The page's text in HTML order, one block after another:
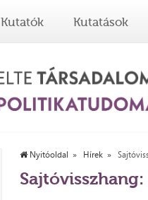
Kutatók Kutatások
Nyitóoldal Hírek